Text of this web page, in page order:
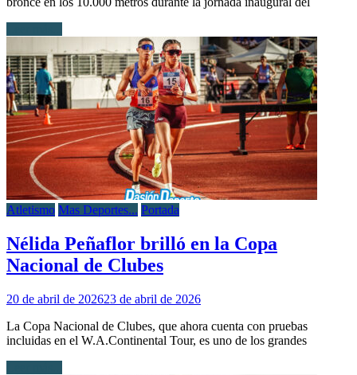
Atletismo Mas Deportes... Portada
Nélida Peñaflor brilló en la Copa
Nacional de Clubes
20 de abril de 202623 de abril de 2026
La Copa Nacional de Clubes, que ahora cuenta con pruebas
incluidas en el W.A.Continental Tour, es uno de los grandes